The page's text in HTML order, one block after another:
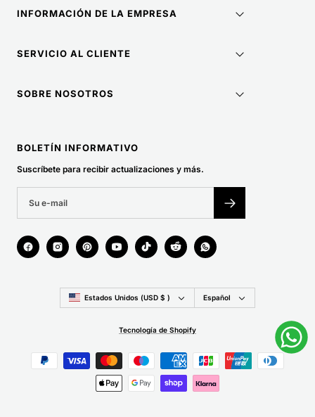
INFORMACIÓN DE LA EMPRESA
SERVICIO AL CLIENTE
SOBRE NOSOTROS
BOLETÍN INFORMATIVO
Suscríbete para recibir actualizaciones y más.
País/región Estados Unidos (USD $ ) Idioma
Español
Tecnología de Shopify